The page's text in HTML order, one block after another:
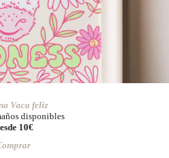
Vaca feliz
disponibles
10€